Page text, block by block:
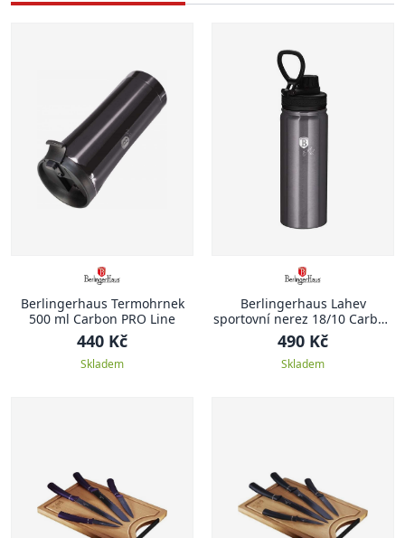
Berlingerhaus Termohrnek
500 ml Carbon PRO Line
440 Kč
Skladem
Berlingerhaus Lahev
sportovní nerez 18/10 Carbon
PRO Line 0,54 l
490 Kč
Skladem